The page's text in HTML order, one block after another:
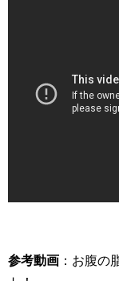
参考動画 ：お腹の